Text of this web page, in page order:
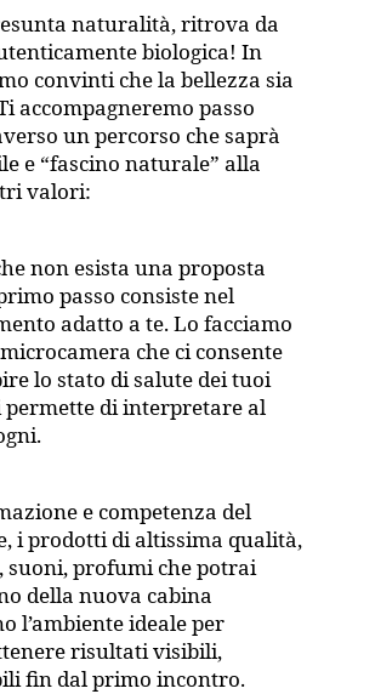
naturalità, ritrova da
biologica! In
convinti che la bellezza sia
accompagneremo passo
un percorso che saprà
e “fascino naturale” alla
valori:
non esista una proposta
passo consiste nel
adatto a te. Lo facciamo
che ci consente
lo stato di salute dei tuoi
permette di interpretare al
e competenza del
i prodotti di altissima qualità,
suoni, profumi che potrai
della nuova cabina
l’ambiente ideale per
risultati visibili,
fin dal primo incontro.